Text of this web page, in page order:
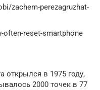
zachem-perezagruzhat-
reset-smartphone
в 1975 году,
2000 точек в 77